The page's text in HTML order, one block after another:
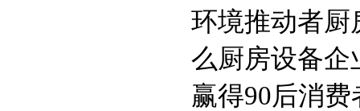
环境推动者厨
么厨房设备企
赢得90后消